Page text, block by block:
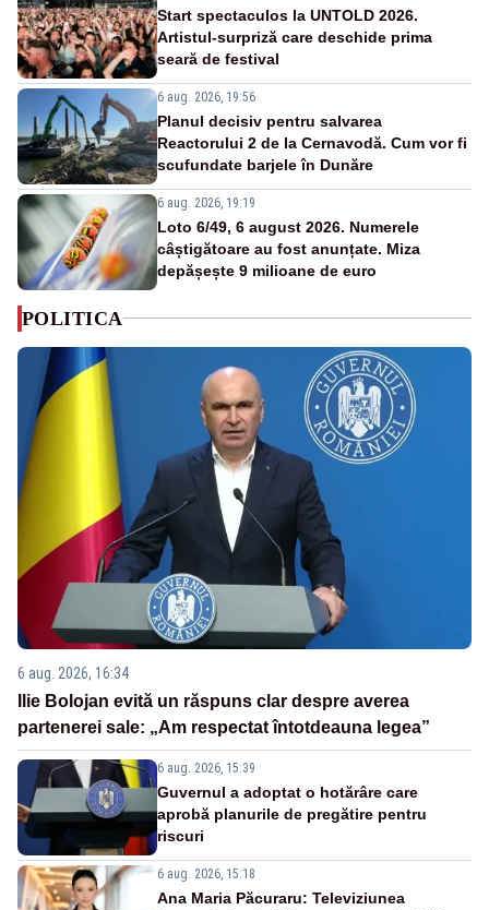
Start spectaculos la UNTOLD 2026.
Artistul-surpriză care deschide prima
seară de festival
6 aug. 2026, 19:56
Planul decisiv pentru salvarea
Reactorului 2 de la Cernavodă. Cum vor fi
scufundate barjele în Dunăre
6 aug. 2026, 19:19
Loto 6/49, 6 august 2026. Numerele
câștigătoare au fost anunțate. Miza
depășește 9 milioane de euro
POLITICA
6 aug. 2026, 16:34
Ilie Bolojan evită un răspuns clar despre averea
partenerei sale: „Am respectat întotdeauna legea”
6 aug. 2026, 15:39
Guvernul a adoptat o hotărâre care
aprobă planurile de pregătire pentru
riscuri
6 aug. 2026, 15:18
Ana Maria Păcuraru: Televiziunea